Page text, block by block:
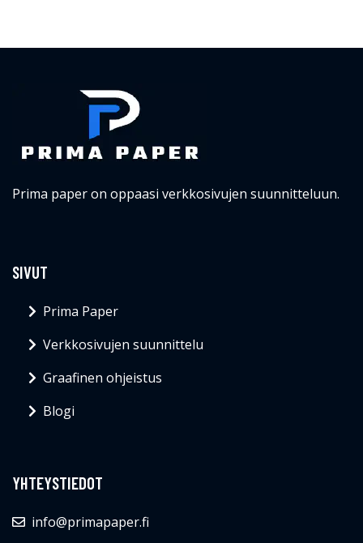
Prima paper on oppaasi verkkosivujen suunnitteluun.
SIVUT
Prima Paper
Verkkosivujen suunnittelu
Graafinen ohjeistus
Blogi
YHTEYSTIEDOT
info@primapaper.fi